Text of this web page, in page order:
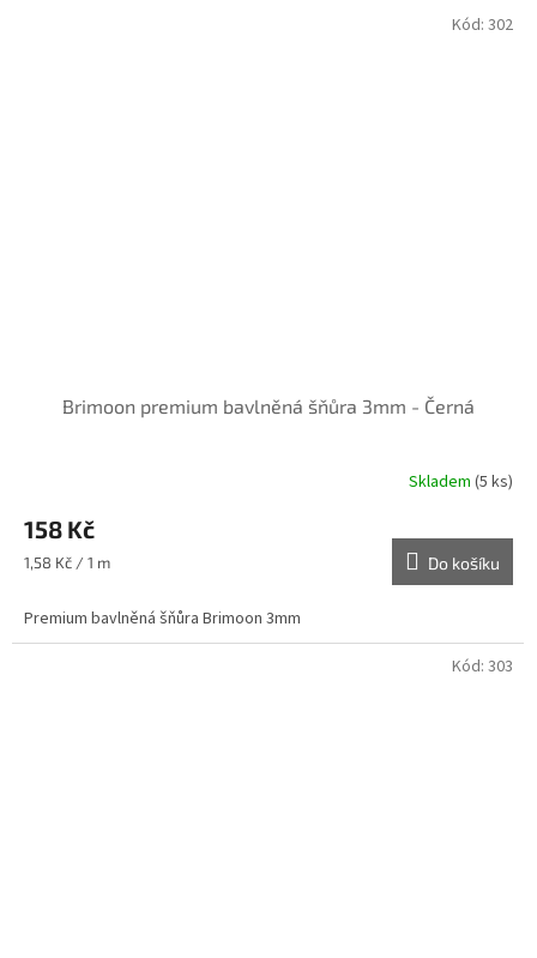
Brimoon premium bavlněná šňůra 3mm - Černá
Skladem (5 ks)
158 Kč
Měrná
1,58 Kč / 1 m Do košíku
Premium bavlněná šňůra Brimoon 3mm
Kód: 302
Kód: 303